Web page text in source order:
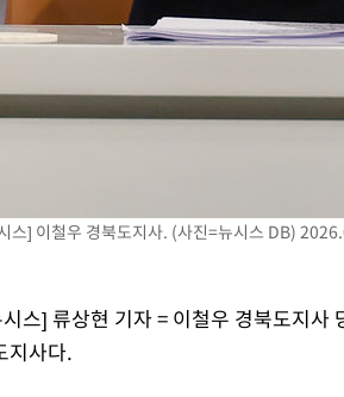
스] 이철우 경북도지사. (사진=뉴시스 DB)
스] 류상현 기자 = 이철우 경북도지
지사다.